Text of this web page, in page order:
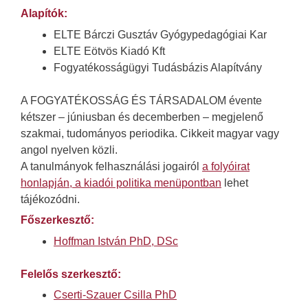
Alapítók:
ELTE Bárczi Gusztáv Gyógypedagógiai Kar
ELTE Eötvös Kiadó Kft
Fogyatékosságügyi Tudásbázis Alapítvány
A FOGYATÉKOSSÁG ÉS TÁRSADALOM évente
kétszer – júniusban és decemberben – megjelenő
szakmai, tudományos periodika. Cikkeit magyar vagy
angol nyelven közli.
A tanulmányok felhasználási jogairól a folyóirat
honlapján, a kiadói politika menüpontban lehet
tájékozódni.
Főszerkesztő:
Hoffman István PhD, DSc
Felelős szerkesztő:
Cserti-Szauer Csilla PhD